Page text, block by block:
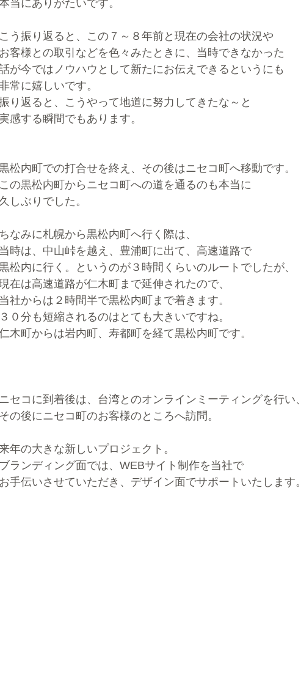
当にありがたいです。
こう振り返ると、この７～８年前と現在の会社の状況や
お客様との取引などを色々みたときに、当時できなかった
が今ではノウハウとして新たにお伝えできるというにも
常に嬉しいです。
り返ると、こうやって地道に努力してきたな～と
感する瞬間でもあります。
松内町での打合せを終え、その後はニセコ町へ移動です。
この黒松内町からニセコ町への道を通るのも本当に
久しぶりでした。
ちなみに札幌から黒松内町へ行く際は、
当時は、中山峠を越え、豊浦町に出て、高速道路で
松内に行く。というのが３時間くらいのルートでしたが、
在は高速道路が仁木町まで延伸されたので、
当社からは２時間半で黒松内町まで着きます。
３０分も短縮されるのはとても大きいですね。
木町からは岩内町、寿都町を経て黒松内町です。
ニセコに到着後は、台湾とのオンラインミーティングを行い、
その後にニセコ町のお客様のところへ訪問。
年の大きな新しいプロジェクト。
ブランディング面では、WEBサイト制作を当社で
お手伝いさせていただき、デザイン面でサポートいたします。